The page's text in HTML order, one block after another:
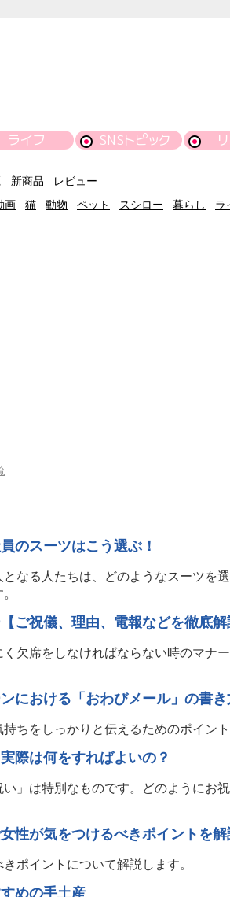
ライフ SNSトピック
新商品
レビュー
画 猫 動物 ペット スシロー 暮らし ラ
のスーツはこう選ぶ！
なる人たちは、どのようなスーツを
ご祝儀、理由、電報などを徹底解
欠席をしなければならない時のマナ
における「おわびメール」の書き
ちをしっかりと伝えるためのポイント
際は何をすればよいの？
」は特別なものです。どのようにお
性が気をつけるべきポイントを解
ポイントについて解説します。
めの手土産